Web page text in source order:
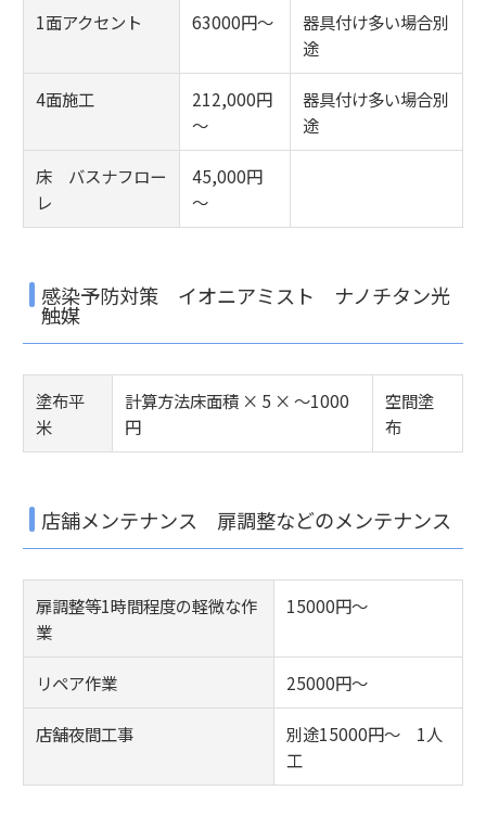
1面アクセント 63000円～
器具付け多い場合別
途
4面施工
212,000円
～
器具付け多い場合別
途
床 バスナフロー
レ
45,000円
～
感染予防対策 イオニアミスト ナノチタン光
触媒
塗布平
米
計算方法床面積 × 5 × ～1000
円
空間塗
布
店舗メンテナンス 扉調整などのメンテナンス
扉調整等1時間程度の軽微な作
業
15000円～
リペア作業 25000円～
店舗夜間工事
別途15000円～ 1人
工